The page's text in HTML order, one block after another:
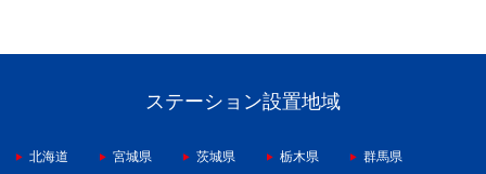
ステーション設置地域
北海道 宮城県 茨城県 栃木県 群馬県